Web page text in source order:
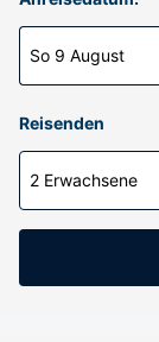
So 9 August
Reisenden
2 Erwachsene